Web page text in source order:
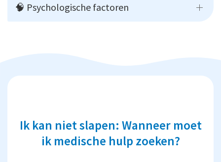
🧠 Psychologische factoren
Ik kan niet slapen: Wanneer moet
ik medische hulp zoeken?